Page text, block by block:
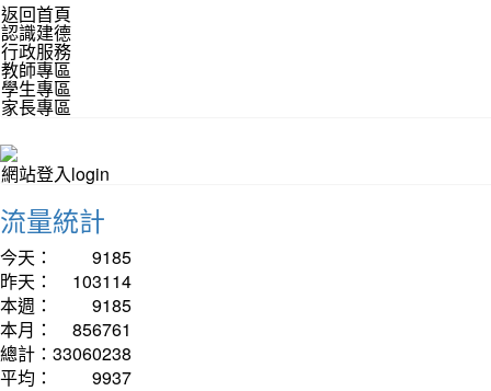
返回首頁
認識建德
行政服務
教師專區
學生專區
家長專區
網站登入login
流量統計
今天：
9185
昨天：
103114
本週：
9185
本月：
856761
總計： 33060238
平均：
9937